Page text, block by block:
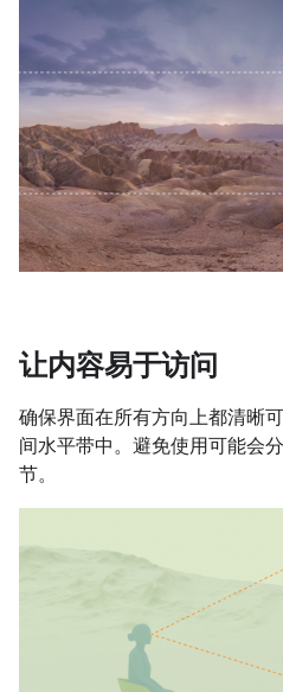
让内容易于访问
确保界面在所有方向上都清晰
间水平带中。避免使用可能会
节。